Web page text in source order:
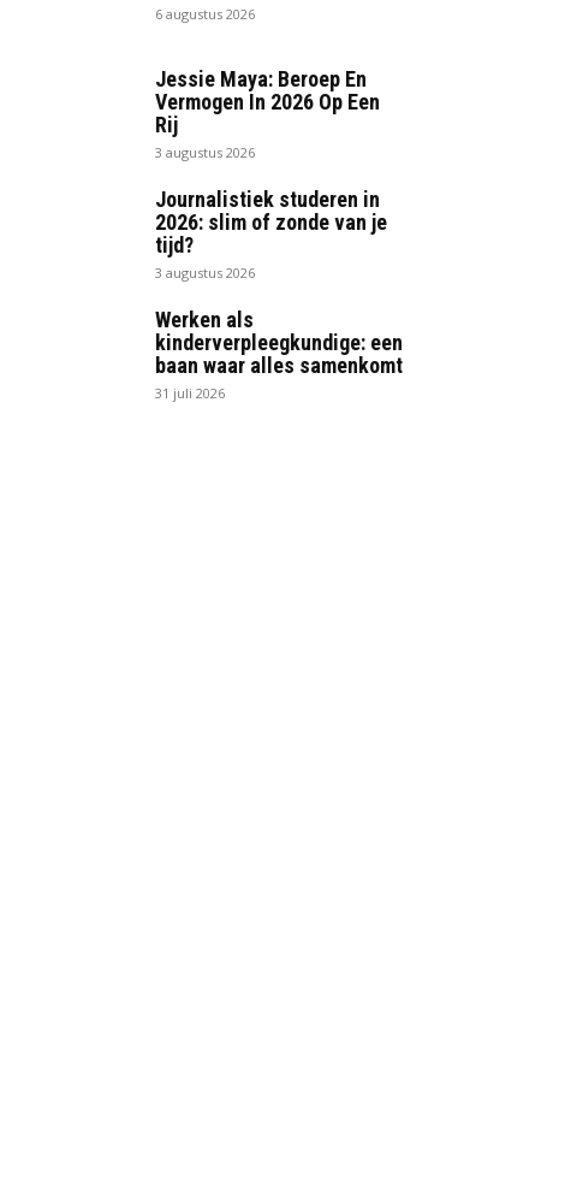
6 augustus 2026
Jessie Maya: Beroep En
Vermogen In 2026 Op Een
Rij
3 augustus 2026
Journalistiek studeren in
2026: slim of zonde van je
tijd?
3 augustus 2026
Werken als
kinderverpleegkundige: een
baan waar alles samenkomt
31 juli 2026